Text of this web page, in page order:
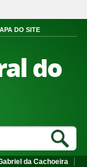
DO SITE
do
da Cachoeira